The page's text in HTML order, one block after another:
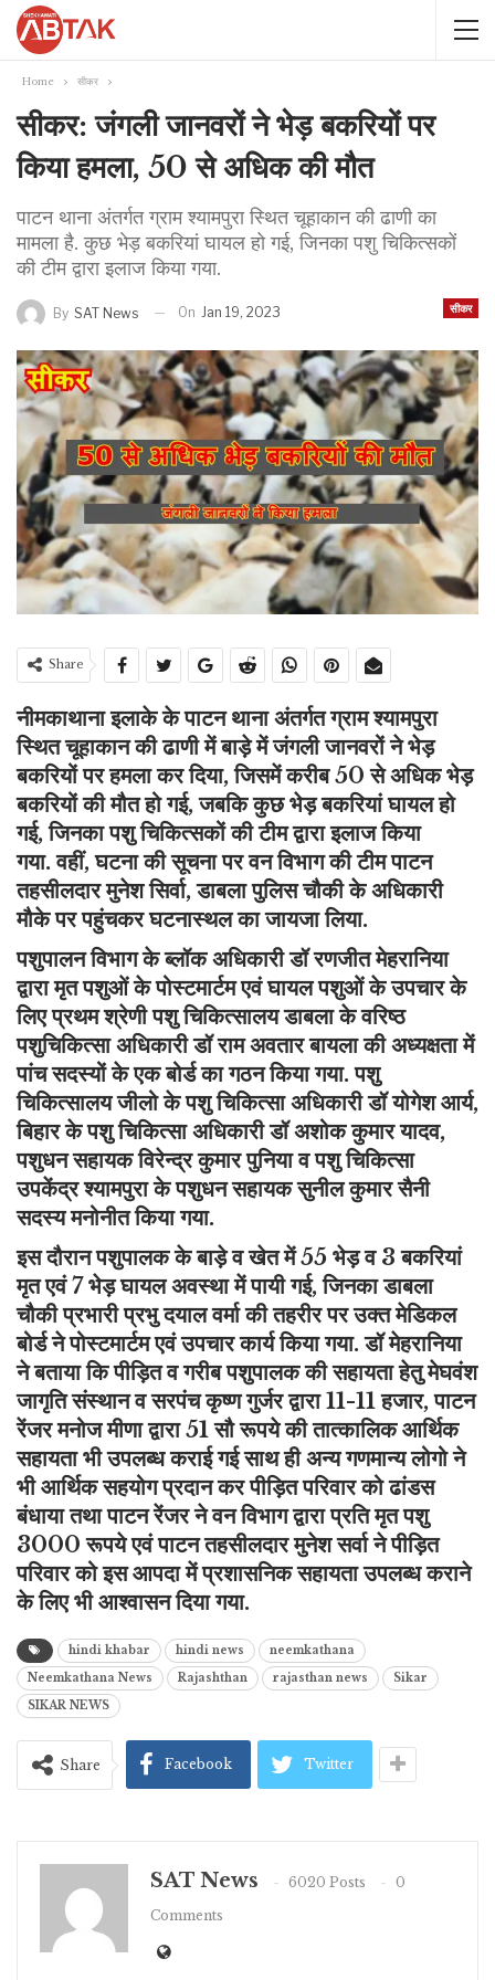
Home सीकर
सीकर: जंगली जानवरों ने भेड़ बकरियों पर
किया हमला, 50 से अधिक की मौत
पाटन थाना अंतर्गत ग्राम श्यामपुरा स्थित चूहाकान की ढाणी का
मामला है. कुछ भेड़ बकरियां घायल हो गई, जिनका पशु चिकित्सकों
की टीम द्वारा इलाज किया गया.
सीकर
By SAT News On Jan 19, 2023
Share
नीमकाथाना इलाके के पाटन थाना अंतर्गत ग्राम श्यामपुरा
स्थित चूहाकान की ढाणी में बाड़े में जंगली जानवरों ने भेड़
बकरियों पर हमला कर दिया, जिसमें करीब 50 से अधिक भेड़
बकरियों की मौत हो गई, जबकि कुछ भेड़ बकरियां घायल हो
गई, जिनका पशु चिकित्सकों की टीम द्वारा इलाज किया
गया. वहीं, घटना की सूचना पर वन विभाग की टीम पाटन
तहसीलदार मुनेश सिर्वा, डाबला पुलिस चौकी के अधिकारी
मौके पर पहुंचकर घटनास्थल का जायजा लिया.
पशुपालन विभाग के ब्लॉक अधिकारी डॉ रणजीत मेहरानिया
द्वारा मृत पशुओं के पोस्टमार्टम एवं घायल पशुओं के उपचार के
लिए प्रथम श्रेणी पशु चिकित्सालय डाबला के वरिष्ठ
पशुचिकित्सा अधिकारी डॉ राम अवतार बायला की अध्यक्षता में
पांच सदस्यों के एक बोर्ड का गठन किया गया. पशु
चिकित्सालय जीलो के पशु चिकित्सा अधिकारी डॉ योगेश आर्य,
बिहार के पशु चिकित्सा अधिकारी डॉ अशोक कुमार यादव,
पशुधन सहायक विरेन्द्र कुमार पुनिया व पशु चिकित्सा
उपकेंद्र श्यामपुरा के पशुधन सहायक सुनील कुमार सैनी
सदस्य मनोनीत किया गया.
इस दौरान पशुपालक के बाड़े व खेत में 55 भेड़ व 3 बकरियां
मृत एवं 7 भेड़ घायल अवस्था में पायी गई, जिनका डाबला
चौकी प्रभारी प्रभु दयाल वर्मा की तहरीर पर उक्त मेडिकल
बोर्ड ने पोस्टमार्टम एवं उपचार कार्य किया गया. डॉ मेहरानिया
ने बताया कि पीड़ित व गरीब पशुपालक की सहायता हेतु मेघवंश
जागृति संस्थान व सरपंच कृष्ण गुर्जर द्वारा 11-11 हजार, पाटन
रेंजर मनोज मीणा द्वारा 51 सौ रूपये की तात्कालिक आर्थिक
सहायता भी उपलब्ध कराई गई साथ ही अन्य गणमान्य लोगो ने
भी आर्थिक सहयोग प्रदान कर पीड़ित परिवार को ढांडस
बंधाया तथा पाटन रेंजर ने वन विभाग द्वारा प्रति मृत पशु
3000 रूपये एवं पाटन तहसीलदार मुनेश सर्वा ने पीड़ित
परिवार को इस आपदा में प्रशासनिक सहायता उपलब्ध कराने
के लिए भी आश्वासन दिया गया.
hindi khabar hindi news
neemkathana
Neemkathana News
Rajashthan rajasthan news
Sikar
SIKAR NEWS
Share Facebook Twitter
SAT News 6020 Posts
0
Comments